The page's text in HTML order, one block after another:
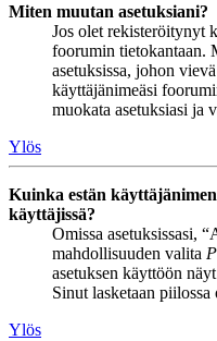
Miten muutan asetuksiani?
Jos olet rekisteröitynyt
foorumin tietokantaan.
asetuksissa, johon
käyttäjänimeäsi
muokata asetuksiasi ja
Ylös
Kuinka estän
käyttäjissä?
Omissa asetuksissasi,
mahdollisuuden valita
asetuksen käyttöön
Sinut lasketaan
Ylös